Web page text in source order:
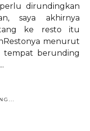
dirundingkan
saya akhirnya
ke resto itu
menurut
tempat berunding